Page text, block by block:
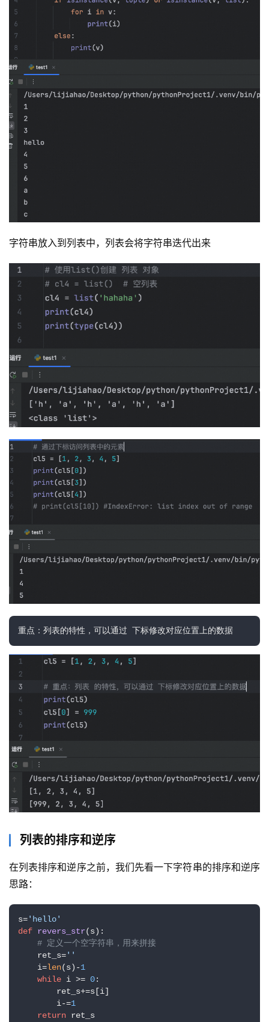
字符串放入到列表中，列表会将字符串迭代出来
重点：列表的特性，可以通过 下标修改对应位置上的数据
列表的排序和逆序
在列表排序和逆序之前，我们先看一下字符串的排序和逆序
思路：
s='hello'
def revers_str(s):
# 定义一个空字符串，用来拼接
    ret_s=
''
    i=
len(s)-1
while i >= 0:
        ret_s+=s[i]
        i-=
1
return